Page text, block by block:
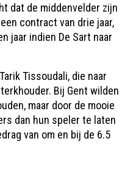
dat de middenvelder zijn
contract van drie jaar,
jaar indien De Sart naar
Tissoudali, die naar
Bij Gent wilden
maar door de mooie
dan hun speler te laten
van om en bij de 6.5